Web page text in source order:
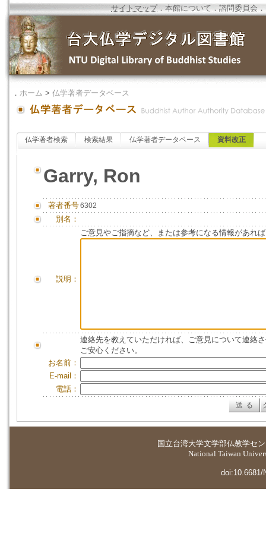
サイトマップ．本館について ．諮問委員会 ．
． ホーム > 仏学著者データベース
仏学著者検索 検索結果 仏学著者データベース 資料改正
Garry, Ron
著者番号6302
別名：
説明：
ご意見やご指摘など、または参考になる情報があれ
連絡先を教えていただければ、ご意見について連絡
ご安心ください。
お名前：
E-mail：
電話：
国立台湾大学文学部仏教学セ
National Taiwan
doi:10.6681/